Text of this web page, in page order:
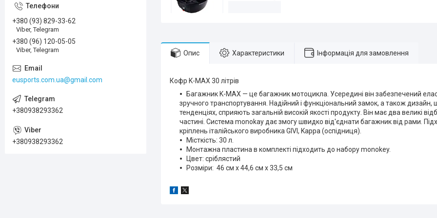
Опис Характеристики Інформація для замовлення
Кофр K-MAX 30 літрів
Багажник K-MAX — це багажник мотоцикла. Усередині він забезпечений
зручного транспортування. Надійний і функціональний замок, а також дизайн,
тенденціях, сприяють загальній високій якості продукту. Він має два великі
частині. Система monokay дає змогу швидко від'єднати багажник від рами.
кріплень італійського виробника GIVI, Kappa (оспідниця).
Місткість: 30 л.
Монтажна пластина в комплекті підходить до набору monokey.
Цвет: сріблястий
Розміри: 46 см x 44,6 см x 33,5 см
+380 (93) 829-33-62
Viber, Telegram
+380 (96) 120-05-05
Viber, Telegram
eusports.com.ua@gmail.com
+380938293362
+380938293362